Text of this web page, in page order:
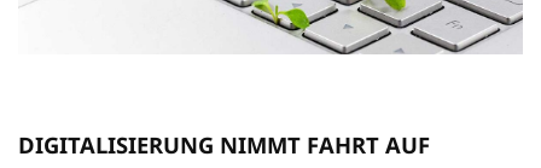
DIGITALISIERUNG NIMMT FAHRT AUF